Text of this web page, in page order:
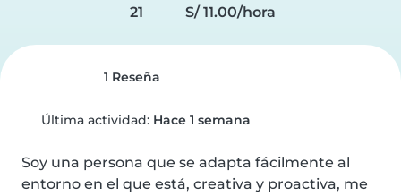
21
S/ 11.00/hora
1 Reseña
Última actividad: Hace 1 semana
Soy una persona que se adapta fácilmente al
entorno en el que está, creativa y proactiva, me